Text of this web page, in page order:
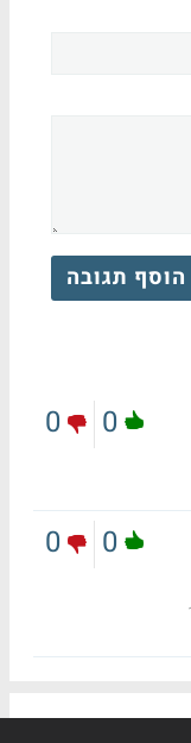
הוסף תגובה
0
0
0
0